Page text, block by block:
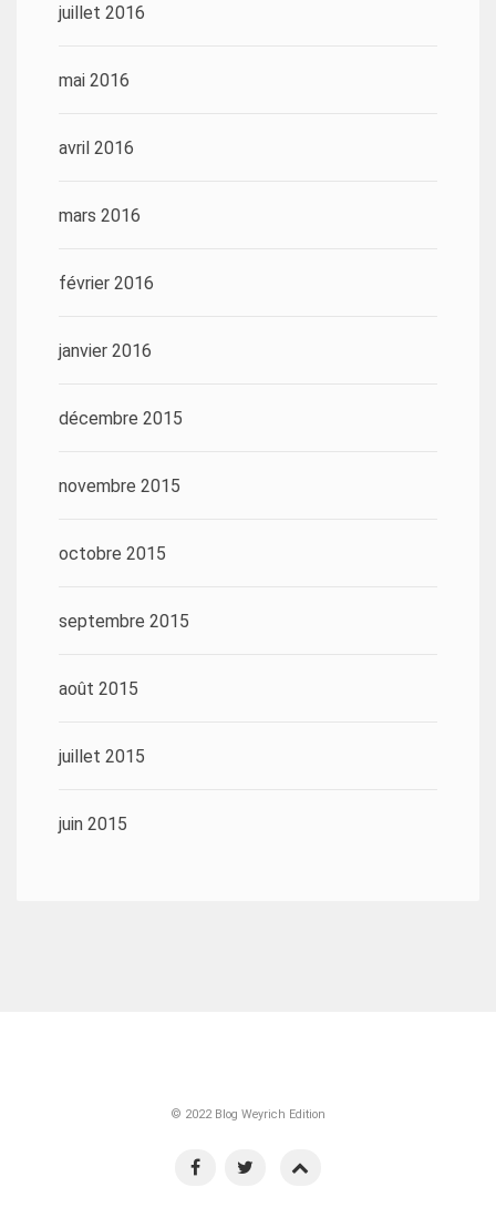
juillet 2016
mai 2016
avril 2016
mars 2016
février 2016
janvier 2016
décembre 2015
novembre 2015
octobre 2015
septembre 2015
août 2015
juillet 2015
juin 2015
© 2022 Blog Weyrich Edition